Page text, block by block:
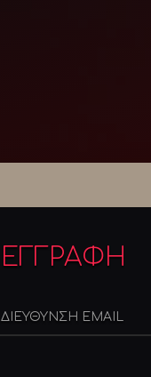
ΕΓΓΡΑΦΗ
ΔΙΕΥΘΥΝΣΗ EMAIL